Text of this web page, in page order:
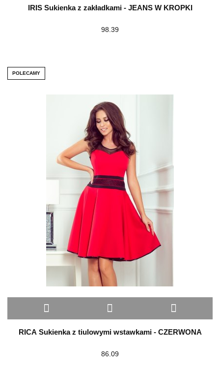
IRIS Sukienka z zakładkami - JEANS W KROPKI
98.39
POLECAMY
RICA Sukienka z tiulowymi wstawkami - CZERWONA
86.09